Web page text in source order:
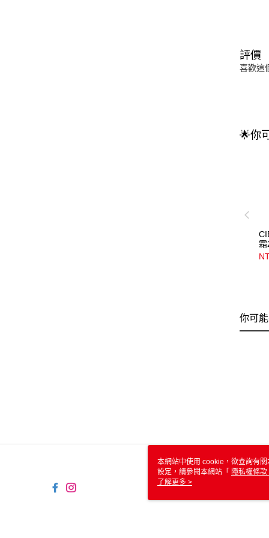
評價
喜歡這
🌟你
霜
你可
本網站中使用 cookie，欲查詢有
設定，請參閱本網站「 隱私權條款
使用 cookie。
了解更多 >